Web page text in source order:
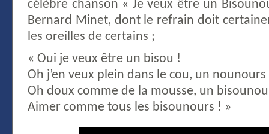
célèbre chanson « Je veux être un
Bernard Minet, dont le refrain doit
les oreilles de certains ;
« Oui je veux être un bisou !
Oh j’en veux plein dans le cou, un nounours
Oh doux comme de la mousse, un
Aimer comme tous les bisounours ! »